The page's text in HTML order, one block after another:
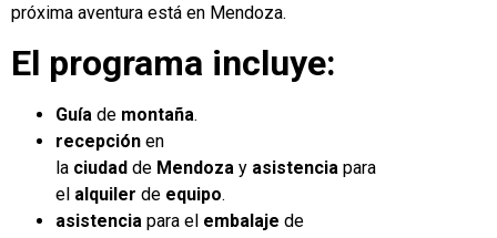
próxima aventura está en Mendoza.
El programa incluye:
Guía de montaña.
recepción en
la ciudad de Mendoza y asistencia para
el alquiler de equipo.
asistencia para el embalaje de